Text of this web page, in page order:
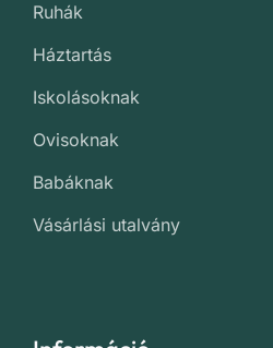
Ruhák
Háztartás
Iskolásoknak
Ovisoknak
Babáknak
Vásárlási utalvány